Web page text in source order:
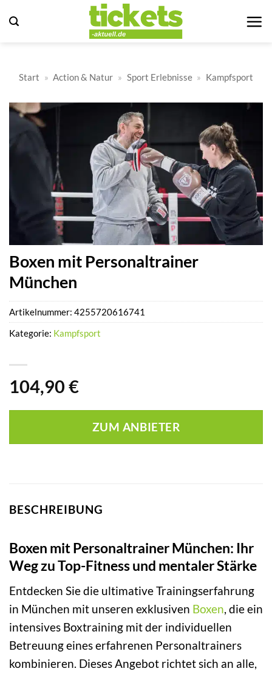
Inhalt
Start » Action & Natur » Sport Erlebnisse » Kampfsport
Boxen mit Personaltrainer
München
104,90 €
ZUM ANBIETER
Artikelnummer: 4255720616741
Kategorie: Kampfsport
BESCHREIBUNG
Boxen mit Personaltrainer München: Ihr
Weg zu Top-Fitness und mentaler Stärke
Entdecken Sie die ultimative Trainingserfahrung
in München mit unseren exklusiven Boxen , die ein
intensives Boxtraining mit der individuellen
Betreuung eines erfahrenen Personaltrainers
kombinieren. Dieses Angebot richtet sich an alle,